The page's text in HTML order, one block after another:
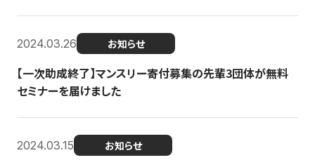
2024.03.26 お知らせ
【一次助成終了】マンスリー寄付募集の先輩3団体が無料
セミナーを届けました
2024.03.15 お知らせ